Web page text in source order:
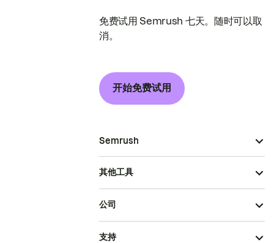
免费试用 Semrush 七天。随时可以取
消。
开始免费试用
Semrush
其他工具
公司
支持